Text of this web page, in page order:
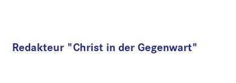
Redakteur "Christ in der Gegenwart"